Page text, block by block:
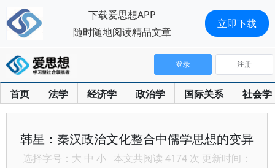
首页 法学 经济学 政治学 国际关系 社会学
登录 注册
韩星：秦汉政治文化整合中儒学思想的变异
选择字号： 大 中 小 本文共阅读 4174 次 更新时间：
下载爱思想APP
随时随地阅读精品文章
立即下载